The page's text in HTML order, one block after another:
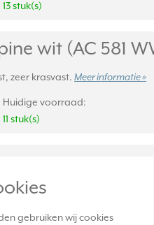
gebruiken wij cookies
13 stuk(s)
wit (AC 581
zeer krasvast. Meer informatie »
Huidige voorraad:
11 stuk(s)